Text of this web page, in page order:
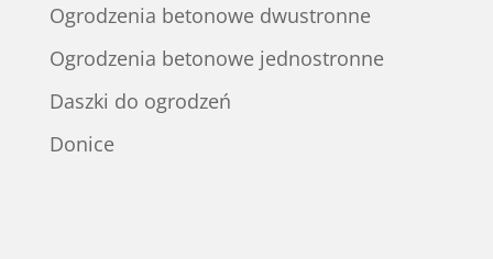
Ogrodzenia betonowe dwustronne
Ogrodzenia betonowe jednostronne
Daszki do ogrodzeń
Donice